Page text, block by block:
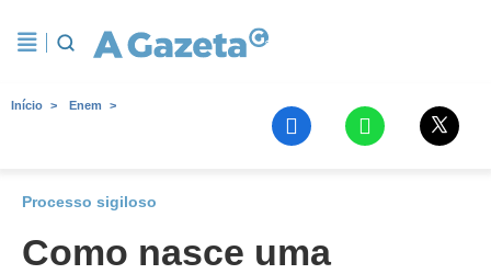
Início Enem
Processo sigiloso
Como nasce uma